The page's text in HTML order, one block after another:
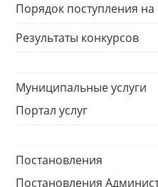
Порядок поступления
Результаты конкурсов
Муниципальные услуги
Портал услуг
Постановления
Постановления